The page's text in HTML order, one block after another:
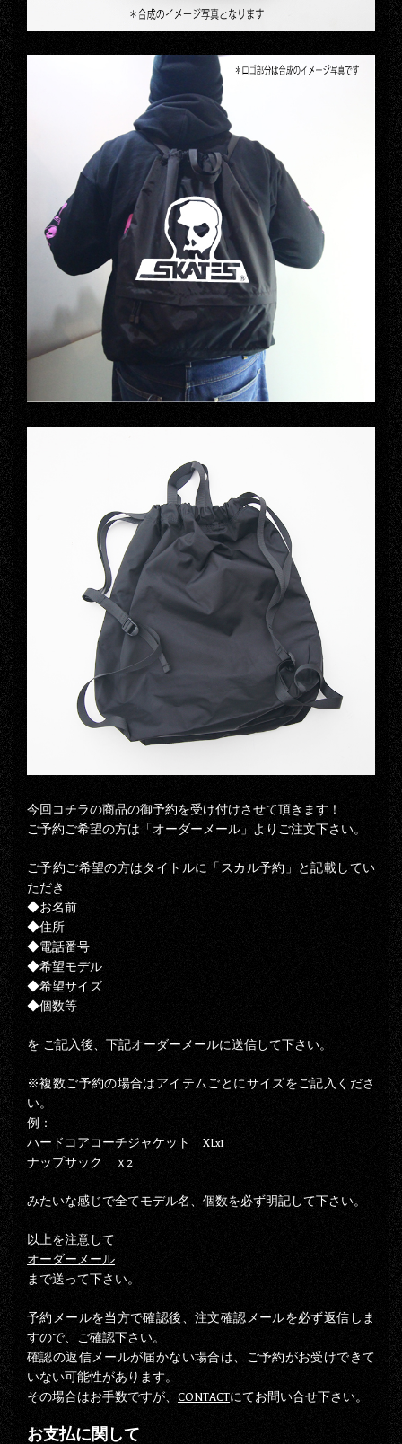
今回コチラの商品の御予約を受け付けさせて頂きます！
ご予約ご希望の方は「オーダーメール」よりご注文下さい。
ご予約ご希望の方はタイトルに「スカル予約」と記載してい
ただき
◆お名前
◆住所
◆電話番号
◆希望モデル
◆希望サイズ
◆個数等
を ご記入後、下記オーダーメールに送信して下さい。
※複数ご予約の場合はアイテムごとにサイズをご記入くださ
い。
例：
ハードコアコーチジャケット XLx1
ナップサック ｘ2
みたいな感じで全てモデル名、個数を必ず明記して下さい。
以上を注意して
オーダーメール
まで送って下さい。
予約メールを当方で確認後、注文確認メールを必ず返信しま
すので、ご確認下さい。
確認の返信メールが届かない場合は、ご予約がお受けできて
いない可能性があります。
その場合はお手数ですが、CONTACTにてお問い合せ下さい。
お支払に関して